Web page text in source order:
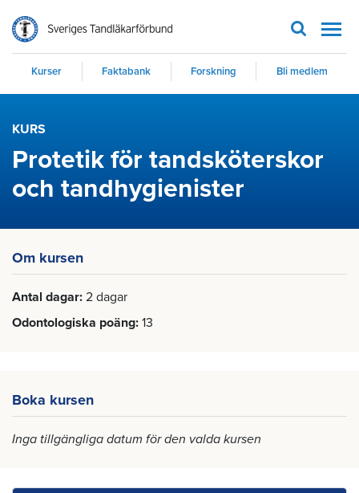
Kurser Faktabank Forskning Bli medlem
KURS
Protetik för tandsköterskor
och tandhygienister
Om kursen
Antal dagar 2 dagar
Odontologiska poäng 13
Boka kursen
Inga tillgängliga datum för den valda kursen